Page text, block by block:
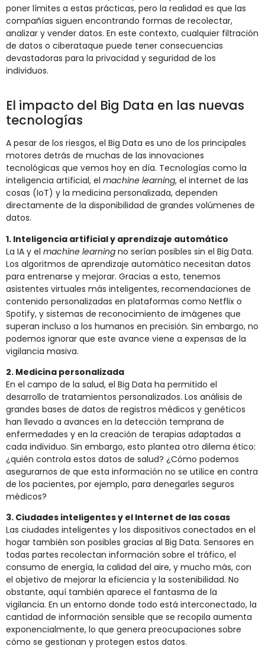
poner límites a estas prácticas, pero la realidad es que las
compañías siguen encontrando formas de recolectar,
analizar y vender datos. En este contexto, cualquier filtración
de datos o ciberataque puede tener consecuencias
devastadoras para la privacidad y seguridad de los
individuos.
El impacto del Big Data en las nuevas
tecnologías
A pesar de los riesgos, el Big Data es uno de los principales
motores detrás de muchas de las innovaciones
tecnológicas que vemos hoy en día. Tecnologías como la
inteligencia artificial, el machine learning, el internet de las
cosas (IoT) y la medicina personalizada, dependen
directamente de la disponibilidad de grandes volúmenes de
datos.
1. Inteligencia artificial y aprendizaje automático
La IA y el machine learning no serían posibles sin el Big Data.
Los algoritmos de aprendizaje automático necesitan datos
para entrenarse y mejorar. Gracias a esto, tenemos
asistentes virtuales más inteligentes, recomendaciones de
contenido personalizadas en plataformas como Netflix o
Spotify, y sistemas de reconocimiento de imágenes que
superan incluso a los humanos en precisión. Sin embargo, no
podemos ignorar que este avance viene a expensas de la
vigilancia masiva.
2. Medicina personalizada
En el campo de la salud, el Big Data ha permitido el
desarrollo de tratamientos personalizados. Los análisis de
grandes bases de datos de registros médicos y genéticos
han llevado a avances en la detección temprana de
enfermedades y en la creación de terapias adaptadas a
cada individuo. Sin embargo, esto plantea otro dilema ético:
¿quién controla estos datos de salud? ¿Cómo podemos
asegurarnos de que esta información no se utilice en contra
de los pacientes, por ejemplo, para denegarles seguros
médicos?
3. Ciudades inteligentes y el Internet de las cosas
Las ciudades inteligentes y los dispositivos conectados en el
hogar también son posibles gracias al Big Data. Sensores en
todas partes recolectan información sobre el tráfico, el
consumo de energía, la calidad del aire, y mucho más, con
el objetivo de mejorar la eficiencia y la sostenibilidad. No
obstante, aquí también aparece el fantasma de la
vigilancia. En un entorno donde todo está interconectado, la
cantidad de información sensible que se recopila aumenta
exponencialmente, lo que genera preocupaciones sobre
cómo se gestionan y protegen estos datos.